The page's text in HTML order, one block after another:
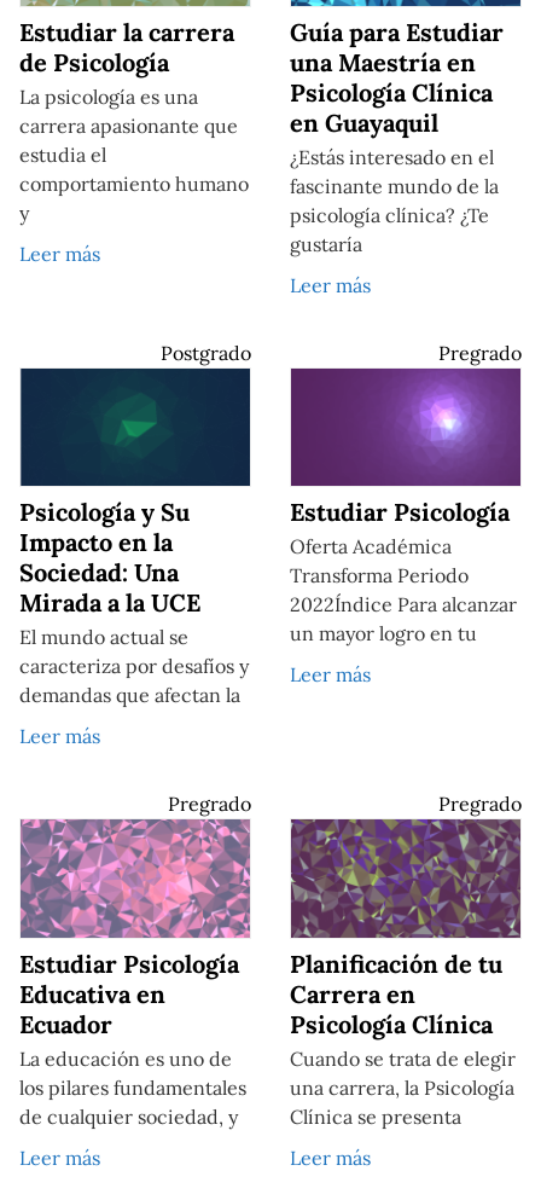
Estudiar la carrera
de Psicología
La psicología es una
carrera apasionante que
estudia el
comportamiento humano
y
Leer más
Guía para Estudiar
una Maestría en
Psicología Clínica
en Guayaquil
¿Estás interesado en el
fascinante mundo de la
psicología clínica? ¿Te
gustaría
Leer más
Postgrado
Psicología y Su
Impacto en la
Sociedad: Una
Mirada a la UCE
El mundo actual se
caracteriza por desafíos y
demandas que afectan la
Leer más
Pregrado
Estudiar Psicología
Oferta Académica
Transforma Periodo
2022Índice Para alcanzar
un mayor logro en tu
Leer más
Pregrado
Estudiar Psicología
Educativa en
Ecuador
La educación es uno de
los pilares fundamentales
de cualquier sociedad, y
Leer más
Pregrado
Planificación de tu
Carrera en
Psicología Clínica
Cuando se trata de elegir
una carrera, la Psicología
Clínica se presenta
Leer más